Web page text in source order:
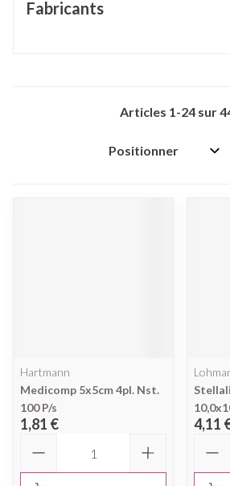
Fabricants
Articles 1-24sur
Trier par:
Hartmann
Medicomp 5x5cm 4pl. Nst.
100 P/s
1,81 € 4,11